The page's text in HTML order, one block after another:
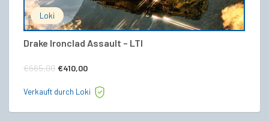
Loki
Drake Ironclad Assault – LTI
€665,00 Ursprünglicher
€410,00
Preis
ist:
Verkauft durch Loki